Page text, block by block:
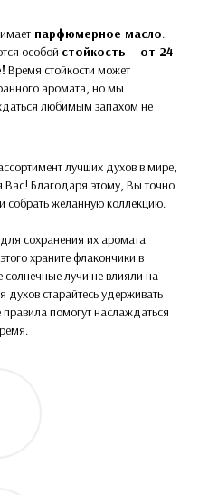
парфюмерное масло.
особой стойкость – от 24
Время стойкости может
аромата, но мы
любимым запахом не
лучших духов в мире,
Благодаря этому, Вы точно
собрать желанную коллекцию.
сохранения их аромата
храните флакончики в
лучи не влияли на
старайтесь удерживать
помогут наслаждаться